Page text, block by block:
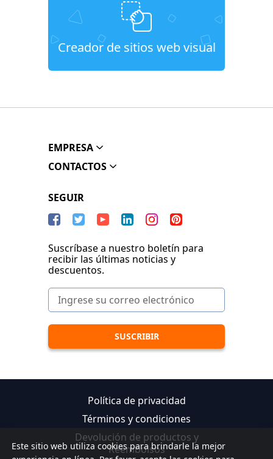
Creador de sitios web visual
Este sitio web utiliza cookies para brindarle la mejor
EMPRESA
CONTACTOS
SEGUIR
Suscríbase a nuestro boletín para
recibir las últimas noticias y
descuentos.
Política de privacidad
Términos y condiciones
Devolución de productos y
Reembolsos